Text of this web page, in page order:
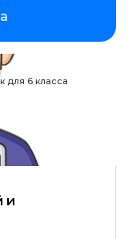
для 6 класса
и